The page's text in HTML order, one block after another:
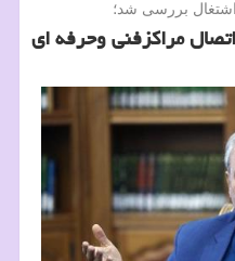
بررسی شد؛
مراكزفنی وحرفه ای